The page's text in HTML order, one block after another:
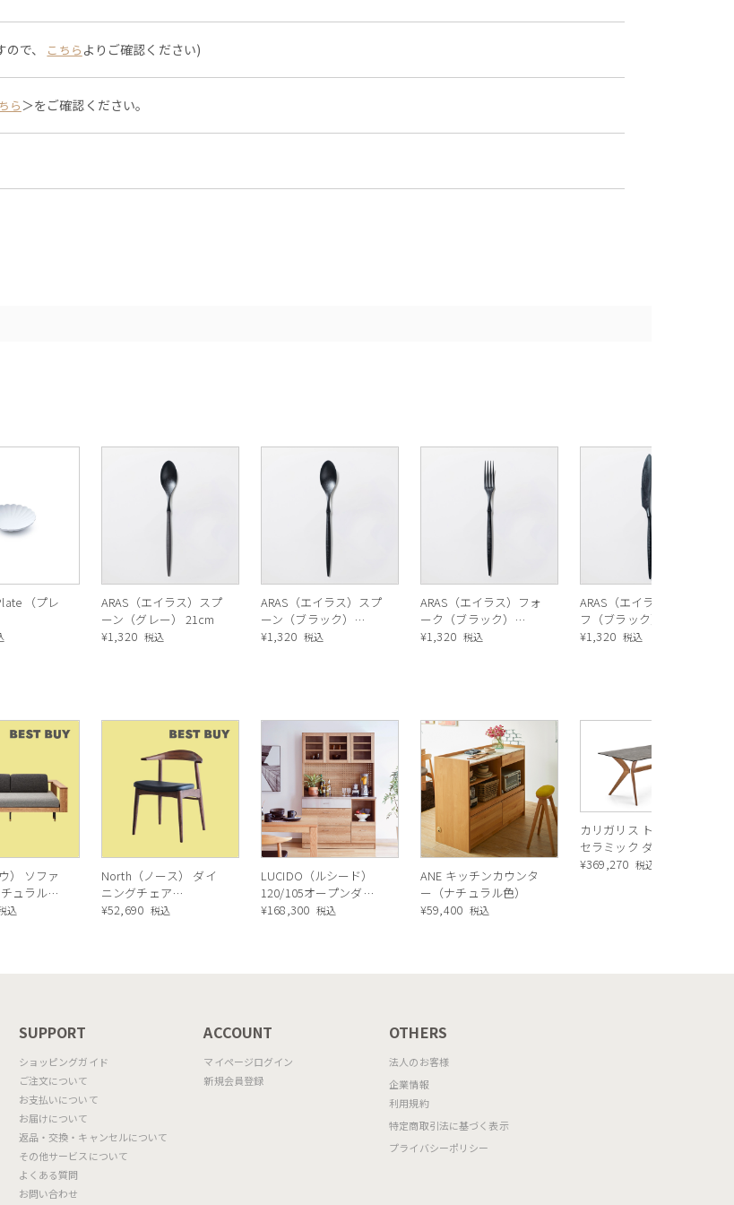
で、 こちら よりご確認ください)
ら＞をご確認ください。
（プレ
ARAS（エイラス）スプ
ーン（グレー） 21cm
¥1,320 税込
ARAS（エイラス）スプ
ーン（ブラック）
21cm
¥1,320 税込
ARAS（エイラス）フォ
ーク（ブラック）
21cm
¥1,320 税込
ARAS（エイラス）ナイ
フ（ブラック）
¥1,320 税込
） ソファ
ュラル）
込
North（ノース） ダイ
ニングチェア
AC02（ウォールナッ
¥52,690 税込
LUCIDO（ルシード）
120/105オープンダイ
ニングボード ナチュラ
¥168,300 税込
ANE キッチンカウンタ
ー（ナチュラル色）
¥59,400 税込
カリガリス トウキョウ
セラミック ダイニング
テーブル ／ Calligaris
¥369,270 税込
SUPPORT
ショッピングガイド
ご注文について
お支払いについて
お届けについて
返品・交換・キャンセルについて
その他サービスについて
よくある質問
お問い合わせ
ACCOUNT
マイページログイン
新規会員登録
OTHERS
法人のお客様
企業情報
利用規約
特定商取引法に基づく表示
プライバシーポリシー